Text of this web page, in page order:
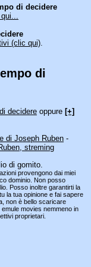
di decidere
(clic qui).
di
decidere oppure [+]
di Joseph Ruben -
streming
di gomito.
provengono dai miei
dominio. Non posso
Posso inoltre garantirti la
la tua opinione e fai sapere
non è bello scaricare
movies nemmeno in
proprietari.